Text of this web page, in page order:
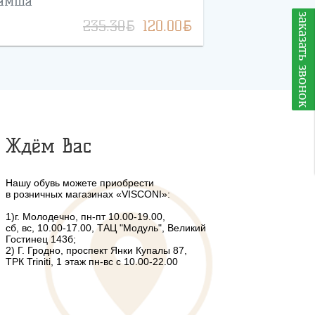
235.30BYN 120.00BYN заказать звонок
Ждём Вас
Нашу обувь можете приобрести
в розничных магазинах «VISCONI»:
1)г. Молодечно, пн-пт 10.00-19.00,
сб, вс, 10.00-17.00, ТАЦ "Модуль", Великий
Гостинец 143б;
2) Г. Гродно, проспект Янки Купалы 87,
ТРК Triniti, 1 этаж пн-вс с 10.00-22.00